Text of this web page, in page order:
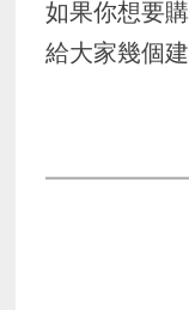
如果你想要
給大家幾個建